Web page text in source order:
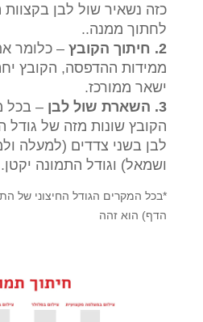
כזה נשאיר שול לבן
לחתוך ממנה..
2. חיתוך הקובץ
– כלומר
ממידות ההדפסה, הקובץ
ישאר ממורכז.
3. השארת שול לבן
– בכל
הקובץ שונות מזה של גודל
לבן בשני צדדים (למעלה
ושמאל) וגודל התמונה יקטן.
*בכל המקרים הגודל החיצוני של
הדף) הוא זהה